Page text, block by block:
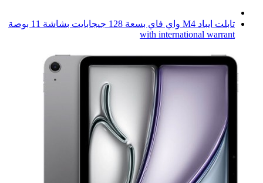
تابلت ايباد M4 واي فاي بسعة 128 جيجابايت بشاشة 11 بوصة
with international warrant